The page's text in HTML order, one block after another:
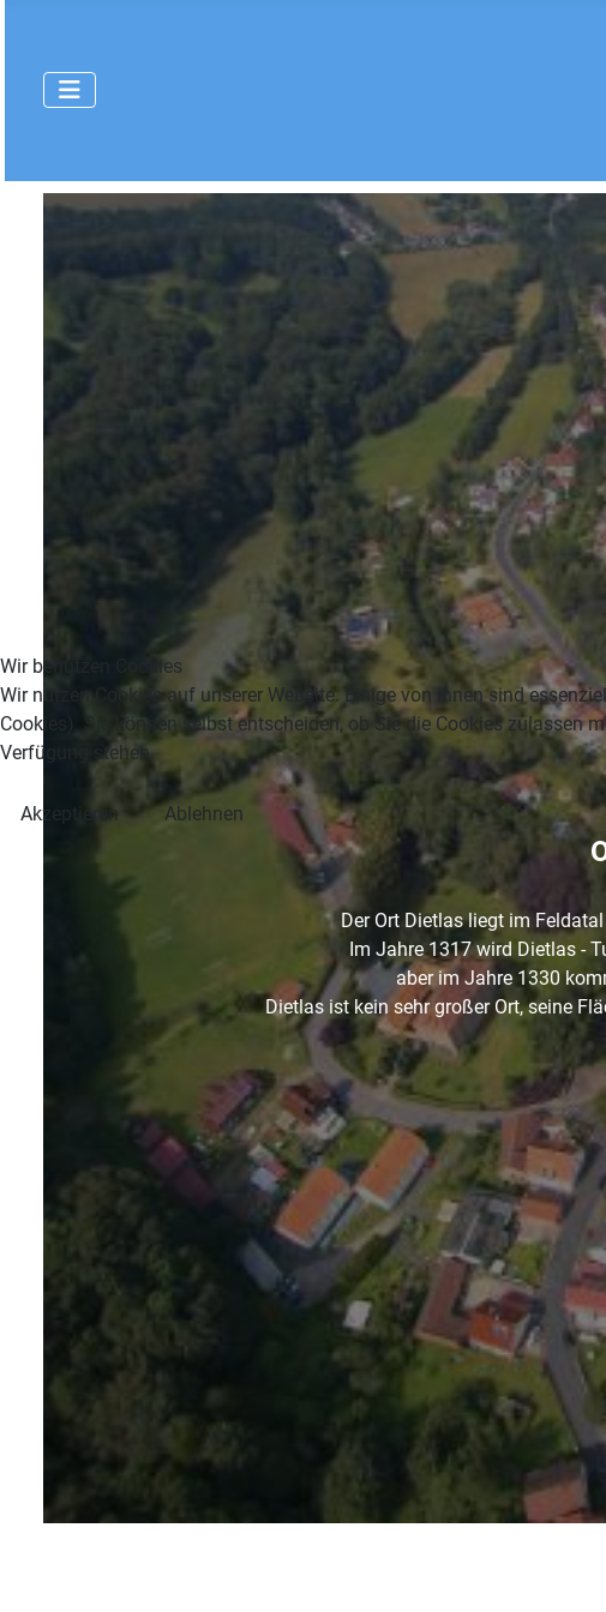
Der Ort Dietlas liegt im
Im Jahre 1317 wird Dietlas -
aber im Jahre 1330
Dietlas ist kein sehr großer Ort, seine
Wir benutzen Cookies
Wir nutzen Cookies auf unserer Website. Einige von ihnen sind
Cookies). Sie können selbst entscheiden, ob Sie die Cookies zulassen
Verfügung stehen.
Akzeptieren
Ablehnen